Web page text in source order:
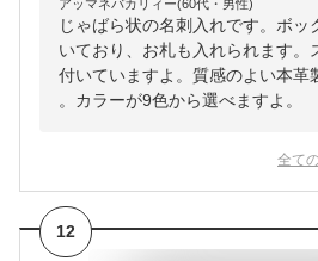
アッマネバカリィー(60代・男性)
じゃばら状の名刺入れです。ボッ
いており、お札も入れられます。
付いていますよ。質感のよい本革
。カラーが9色から選べますよ。
全て
12